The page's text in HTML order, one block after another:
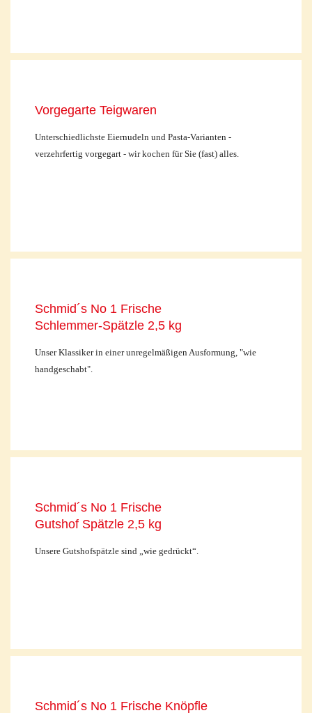
Vorgegarte Teigwaren
Unterschiedlichste Eiernudeln und Pasta-Varianten -
verzehrfertig vorgegart - wir kochen für Sie (fast) alles.
Schmid´s No 1 Frische
Schlemmer-Spätzle 2,5 kg
Unser Klassiker in einer unregelmäßigen Ausformung, "wie
handgeschabt".
Schmid´s No 1 Frische
Gutshof Spätzle 2,5 kg
Unsere Gutshofspätzle sind „wie gedrückt“.
Schmid´s No 1 Frische Knöpfle